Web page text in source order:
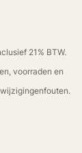
21% BTW.
voorraden en